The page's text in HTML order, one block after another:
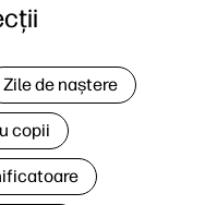
Zile de naștere
copii